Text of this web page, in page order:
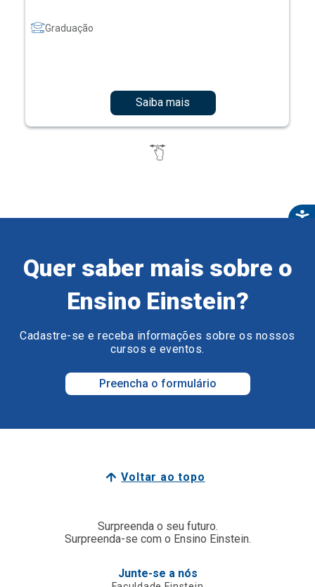
Graduação
Saiba mais
Quer saber mais sobre o
Ensino Einstein?
Cadastre-se e receba informações sobre os nossos
cursos e eventos.
Preencha o formulário
Voltar ao topo
Surpreenda o seu futuro.
Surpreenda-se com o Ensino Einstein.
Junte-se a nós